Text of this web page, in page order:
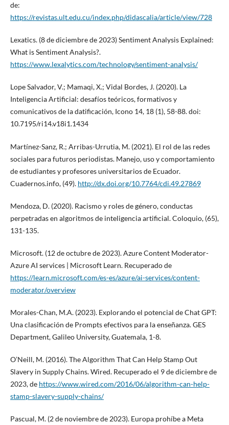
de:
https://revistas.ult.edu.cu/index.php/didascalia/article/view/728
Lexatics. (8 de diciembre de 2023) Sentiment Analysis Explained:
What is Sentiment Analysis?.
https://www.lexalytics.com/technology/sentiment-analysis/
Lope Salvador, V.; Mamaqi, X.; Vidal Bordes, J. (2020). La
Inteligencia Artificial: desafíos teóricos, formativos y
comunicativos de la datificación, Icono 14, 18 (1), 58-88. doi:
10.7195/ri14.v18i1.1434
Martínez-Sanz, R.; Arribas-Urrutia, M. (2021). El rol de las redes
sociales para futuros periodistas. Manejo, uso y comportamiento
de estudiantes y profesores universitarios de Ecuador.
Cuadernos.info, (49). http://dx.doi.org/10.7764/cdi.49.27869
Mendoza, D. (2020). Racismo y roles de género, conductas
perpetradas en algoritmos de inteligencia artificial. Coloquio, (65),
131-135.
Microsoft. (12 de octubre de 2023). Azure Content Moderator-
Azure AI services | Microsoft Learn. Recuperado de
https://learn.microsoft.com/es-es/azure/ai-services/content-
moderator/overview
Morales-Chan, M.A. (2023). Explorando el potencial de Chat GPT:
Una clasificación de Prompts efectivos para la enseñanza. GES
Department, Galileo University, Guatemala, 1-8.
O’Neill, M. (2016). The Algorithm That Can Help Stamp Out
Slavery in Supply Chains. Wired. Recuperado el 9 de diciembre de
2023, de https://www.wired.com/2016/06/algorithm-can-help-
stamp-slavery-supply-chains/
Pascual, M. (2 de noviembre de 2023). Europa prohíbe a Meta